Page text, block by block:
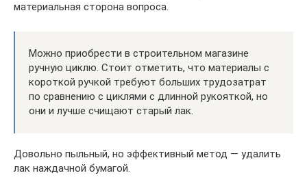
материальная сторона вопроса.
Можно приобрести в строительном магазине
ручную циклю. Стоит отметить, что материалы с
короткой ручкой требуют больших трудозатрат
по сравнению с циклями с длинной рукояткой, но
они и лучше счищают старый лак.
Довольно пыльный, но эффективный метод — удалить
лак наждачной бумагой.